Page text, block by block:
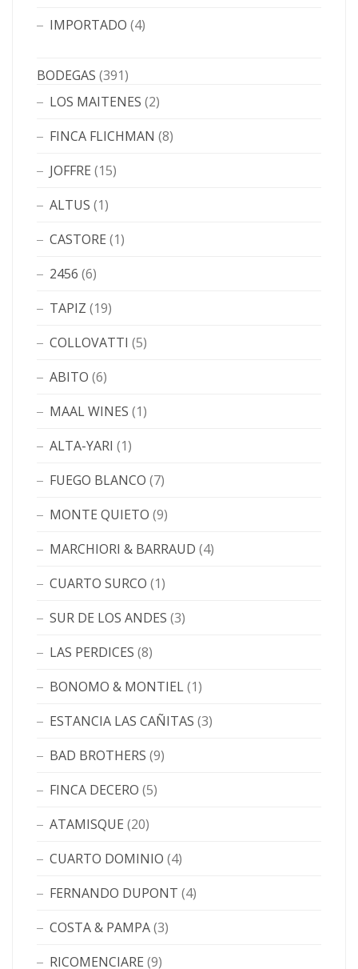
IMPORTADO (4)
BODEGAS (391)
LOS MAITENES (2)
FINCA FLICHMAN (8)
JOFFRE (15)
ALTUS (1)
CASTORE (1)
2456 (6)
TAPIZ (19)
COLLOVATTI (5)
ABITO (6)
MAAL WINES (1)
ALTA-YARI (1)
FUEGO BLANCO (7)
MONTE QUIETO (9)
MARCHIORI & BARRAUD (4)
CUARTO SURCO (1)
SUR DE LOS ANDES (3)
LAS PERDICES (8)
BONOMO & MONTIEL(1)
ESTANCIA LAS CAÑITAS (3)
BAD BROTHERS (9)
FINCA DECERO (5)
ATAMISQUE (20)
CUARTO DOMINIO (4)
FERNANDO DUPONT (4)
COSTA & PAMPA(3)
RICOMENCIARE (9)